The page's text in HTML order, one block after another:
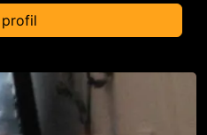
profil